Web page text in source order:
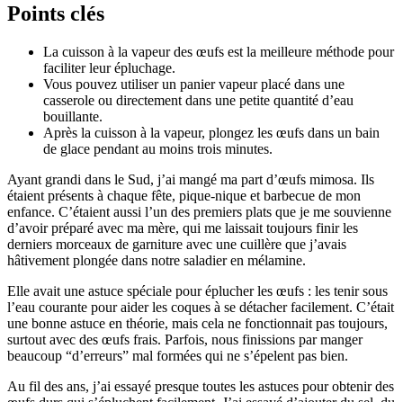
Points clés
La cuisson à la vapeur des œufs est la meilleure méthode pour
faciliter leur épluchage.
Vous pouvez utiliser un panier vapeur placé dans une
casserole ou directement dans une petite quantité d’eau
bouillante.
Après la cuisson à la vapeur, plongez les œufs dans un bain
de glace pendant au moins trois minutes.
Ayant grandi dans le Sud, j’ai mangé ma part d’œufs mimosa. Ils
étaient présents à chaque fête, pique-nique et barbecue de mon
enfance. C’étaient aussi l’un des premiers plats que je me souvienne
d’avoir préparé avec ma mère, qui me laissait toujours finir les
derniers morceaux de garniture avec une cuillère que j’avais
hâtivement plongée dans notre saladier en mélamine.
Elle avait une astuce spéciale pour éplucher les œufs : les tenir sous
l’eau courante pour aider les coques à se détacher facilement. C’était
une bonne astuce en théorie, mais cela ne fonctionnait pas toujours,
surtout avec des œufs frais. Parfois, nous finissions par manger
beaucoup “d’erreurs” mal formées qui ne s’épelent pas bien.
Au fil des ans, j’ai essayé presque toutes les astuces pour obtenir des